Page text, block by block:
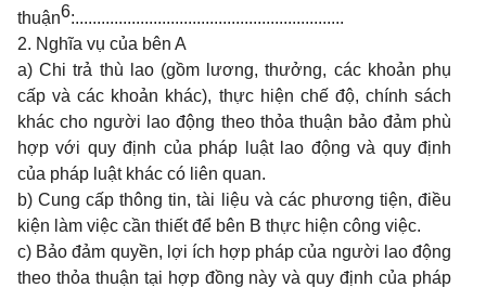
thuận6:..............................................................
2. Nghĩa vụ của bên A
a) Chi trả thù lao (gồm lương, thưởng, các khoản phụ
cấp và các khoản khác), thực hiện chế độ, chính sách
khác cho người lao động theo thỏa thuận bảo đảm phù
hợp với quy định của pháp luật lao động và quy định
của pháp luật khác có liên quan.
b) Cung cấp thông tin, tài liệu và các phương tiện, điều
kiện làm việc cần thiết để bên B thực hiện công việc.
c) Bảo đảm quyền, lợi ích hợp pháp của người lao động
theo thỏa thuận tại hợp đồng này và quy định của pháp